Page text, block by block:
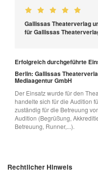
Gallissas Theaterverlag
für Gallissas
Erfolgreich durchgeführte
Berlin: Gallissas
Mediaagentur GmbH
Der Einsatz wurde für den
handelte sich für die Audition
zuständig für die Betreuung
Audition (Begrüßung,
Betreuung, Runner,...).
Rechtlicher Hinweis